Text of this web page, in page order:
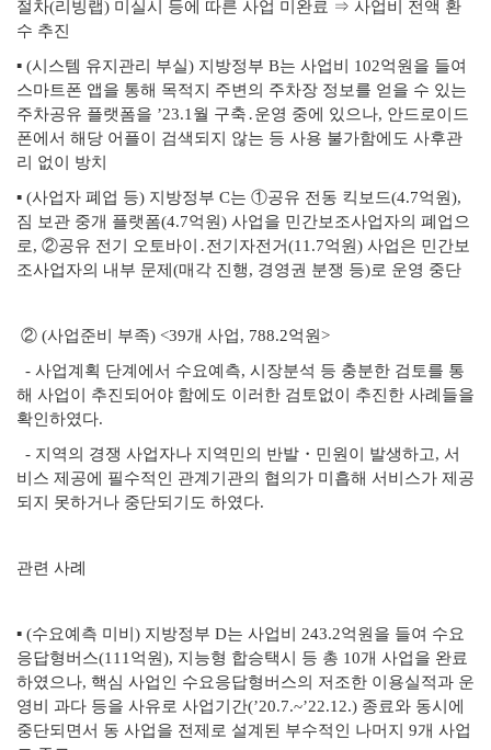
절차(리빙랩) 미실시 등에 따른 사업 미완료 ⇒ 사업비 전액 환
수 추진
▪ (시스템 유지관리 부실) 지방정부 B는 사업비 102억원을 들여
스마트폰 앱을 통해 목적지 주변의 주차장 정보를 얻을 수 있는
주차공유 플랫폼을 ’23.1월 구축․운영 중에 있으나, 안드로이드
폰에서 해당 어플이 검색되지 않는 등 사용 불가함에도 사후관
리 없이 방치
▪ (사업자 폐업 등) 지방정부 C는 ①공유 전동 킥보드(4.7억원),
짐 보관 중개 플랫폼(4.7억원) 사업을 민간보조사업자의 폐업으
로, ②공유 전기 오토바이․전기자전거(11.7억원) 사업은 민간보
조사업자의 내부 문제(매각 진행, 경영권 분쟁 등)로 운영 중단
② (사업준비 부족) <39개 사업, 788.2억원>
- 사업계획 단계에서 수요예측, 시장분석 등 충분한 검토를 통
해 사업이 추진되어야 함에도 이러한 검토없이 추진한 사례들을
확인하였다.
- 지역의 경쟁 사업자나 지역민의 반발・민원이 발생하고, 서
비스 제공에 필수적인 관계기관의 협의가 미흡해 서비스가 제공
되지 못하거나 중단되기도 하였다.
관련 사례
▪ (수요예측 미비) 지방정부 D는 사업비 243.2억원을 들여 수요
응답형버스(111억원), 지능형 합승택시 등 총 10개 사업을 완료
하였으나, 핵심 사업인 수요응답형버스의 저조한 이용실적과 운
영비 과다 등을 사유로 사업기간(’20.7.~’22.12.) 종료와 동시에
중단되면서 동 사업을 전제로 설계된 부수적인 나머지 9개 사업